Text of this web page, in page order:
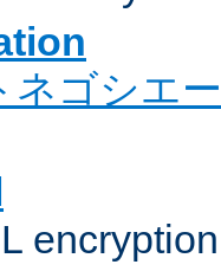
ネゴシエ